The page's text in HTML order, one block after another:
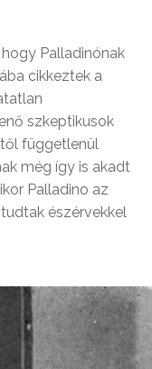
hogy Palladinónak
cikkeztek a
szkeptikusok
függetlenül
még így is akadt
Palladino az
észérvekkel